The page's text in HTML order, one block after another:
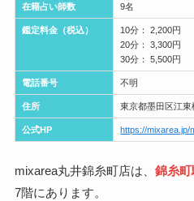
在籍占い師数 9名
鑑定料金（税込）
10分： 2,200円
20分： 3,300円
30分： 5,500円
電話番号 不明
住所 東京都墨田区江
公式HP https://mixarea.jp/
mixarea丸井錦糸町店は、 錦糸
7階にあります。